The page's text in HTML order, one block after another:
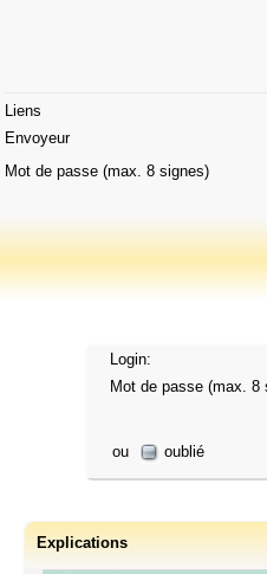
Liens
Envoyeur
Mot de passe (max. 8 signes)
Login:
Mot de passe (max. 8
ou
oublié
Explications